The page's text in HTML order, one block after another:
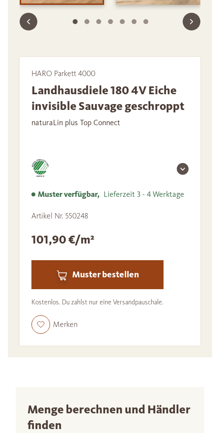
HARO Parkett 4000
Landhausdiele 180 4V Eiche
invisible Sauvage geschroppt
naturaLin plus Top Connect
Muster verfügbar, Lieferzeit 3 - 4 Werktage
Artikel Nr. 550248
101,90 €/m²
Muster bestellen
Kostenlos. Du zahlst nur eine Versandpauschale.
Merken
Menge berechnen und Händler
finden